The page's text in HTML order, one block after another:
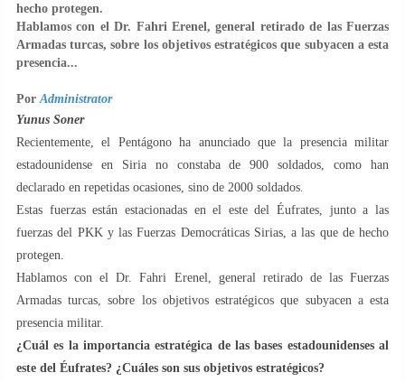
hecho protegen.
Hablamos con el Dr. Fahri Erenel, general retirado de las Fuerzas
Armadas turcas, sobre los objetivos estratégicos que subyacen a esta
presencia...
Por Administrator
Yunus Soner
Recientemente, el Pentágono ha anunciado que la presencia militar
estadounidense en Siria no constaba de 900 soldados, como han
declarado en repetidas ocasiones, sino de 2000 soldados.
Estas fuerzas están estacionadas en el este del Éufrates, junto a las
fuerzas del PKK y las Fuerzas Democráticas Sirias, a las que de hecho
protegen.
Hablamos con el Dr. Fahri Erenel, general retirado de las Fuerzas
Armadas turcas, sobre los objetivos estratégicos que subyacen a esta
presencia militar.
¿Cuál es la importancia estratégica de las bases estadounidenses al
este del Éufrates? ¿Cuáles son sus objetivos estratégicos?